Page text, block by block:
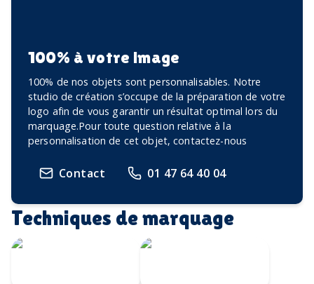
100% à votre image
100% de nos objets sont personnalisables. Notre
studio de création s’occupe de la préparation de votre
logo afin de vous garantir un résultat optimal lors du
marquage.Pour toute question relative à la
personnalisation de cet objet, contactez-nous
Contact 01 47 64 40 04
Techniques de marquage